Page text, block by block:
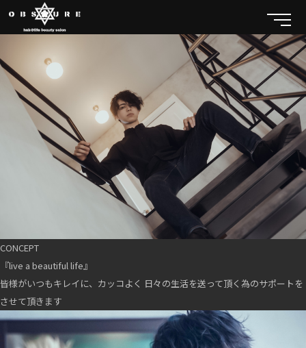
CONCEPT
『live a beautiful life』
皆様がいつもキレイに、カッコよく 日々の生活を送って頂く為のサポートを
させて頂きます